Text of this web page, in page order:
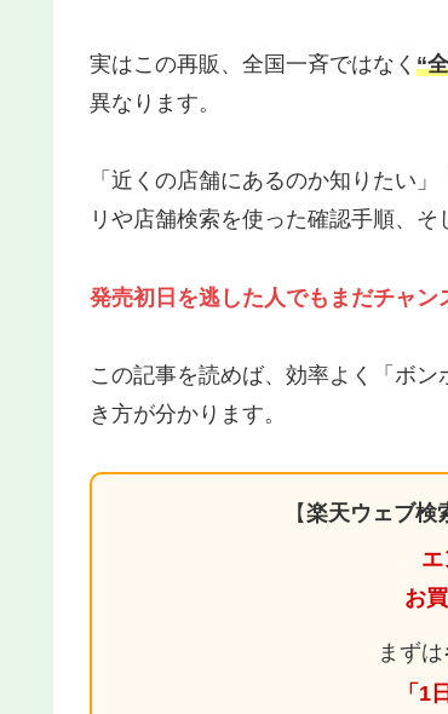
実はこの再販、全国一斉ではなく “
異なります。
「近くの店舗にあるのか知りたい
リや店舗検索を使った確認手順、
発売初日を逃した人でもまだチャン
この記事を読めば、効率よく「ボ
き方が分かります。
【楽天ウェブ検
エ
お
まずは
「1